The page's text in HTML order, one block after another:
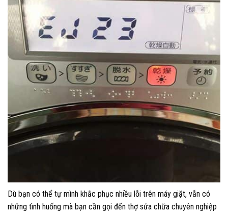
Dù bạn có thể tự mình khắc phục nhiều lỗi trên máy giặt, vẫn có
những tình huống mà bạn cần gọi đến thợ sửa chữa chuyên nghiệp